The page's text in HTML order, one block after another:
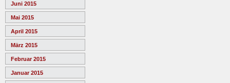
Juni 2015
Mai 2015
April 2015
März 2015
Februar 2015
Januar 2015